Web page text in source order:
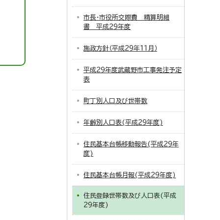
市長・市役所交際費 精算明細
書 平成29年度
施政方針（平成29年11月）
平成29年度武蔵野市工事発注予定
表
町丁別人口及び世帯数
年齢別人口表(平成29年度)
住民基本台帳移動報告(平成29年
度)
住民基本台帳月報(平成29年度)
住民登録世帯数及び人口表(平成
29年度)